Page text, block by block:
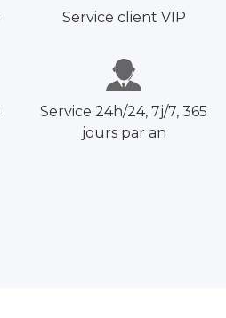
Service client VIP
Service 24h/24, 7j/7, 365
jours par an